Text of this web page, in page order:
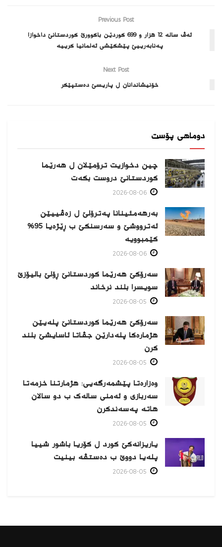
Previous Post
ئەڤ ساله‌ 12 هزار و 699 کوردێن باکوورێ کوردستانێ داخوازا
پەنابەرییێ پێشکێشی ئەلمانیا کرییە
Next Post
خۆنیشاندانان ل پاریسێ دەستپێکر
دوماهی پۆست
چین دخوازیت ترۆمێلان ل هەرێما
كوردستانێ دروست بكەت
بەرهەمئینانا په‌ترۆلێ ل زه‌ڤییێن
ئەترووشێ و سەرسنكێ ب ڕێژەیا 95%
كێمبوویە
سەرۆکێ هەرێما کوردستانێ ڕۆلێ بالیۆزێ
سویسرا بلند نرخاند
سەرۆکێ هەرێما کوردستانێ پلەیێن
هژمارەكا پلەدارێن جڤاتا ئاسایشێ بلند
كرن
وەزارەتا پێشمەرگەیی: هژمارتنا خزمەتا
سەربازی و ئەمنی سالەک ب دو سالان
هاتە پەسەندكرن
یاریزانەكێ کورد ل کۆریا باشور شییا
پلەیا دووێ ب دەستڤە بینیت